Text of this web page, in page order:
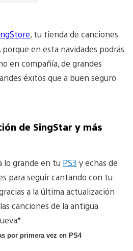
, tu tienda de canciones
porque en esta navidades podrás
en compañía, de grandes
éxitos que a buen seguro
de SingStar y más
lo grande en tu PS3 y echas de
para seguir cantando con tu
a la última actualización
canciones de la antigua
por primera vez en PS4